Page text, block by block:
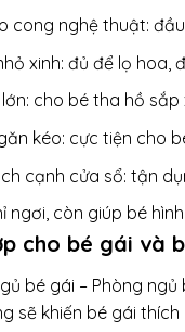
cong nghệ thuật:
xinh: đủ để lọ
cho bé tha hồ
kéo: cực tiện cho
cạnh cửa sổ: tận
ngơi, còn giúp bé
cho bé gái và
bé gái – Phòng
sẽ khiến bé gái thích